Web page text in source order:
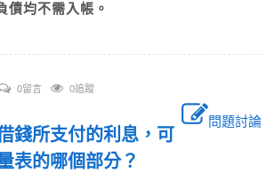
債均不需入帳。
0留言 0追蹤
問題討論
錢所支付的利息，可
表的哪個部分？